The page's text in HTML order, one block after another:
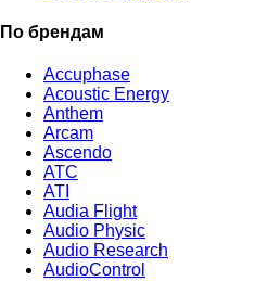
По брендам
Accuphase
Acoustic Energy
Anthem
Arcam
Ascendo
ATC
ATI
Audia Flight
Audio Physic
Audio Research
AudioControl